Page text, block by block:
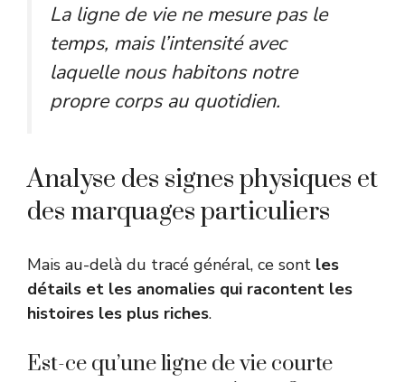
La ligne de vie ne mesure pas le
temps, mais l’intensité avec
laquelle nous habitons notre
propre corps au quotidien.
Analyse des signes physiques et
des marquages particuliers
Mais au-delà du tracé général, ce sont les
détails et les anomalies qui racontent les
histoires les plus riches.
Est-ce qu’une ligne de vie courte